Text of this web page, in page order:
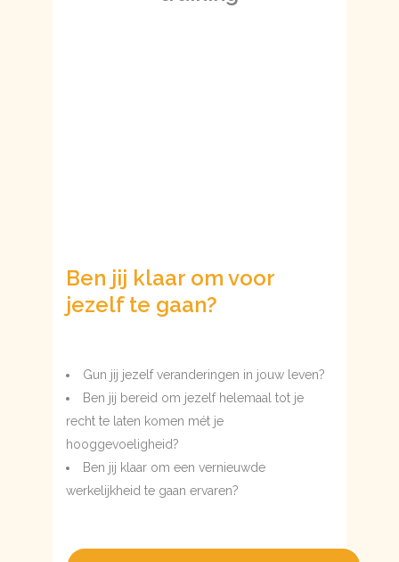
Ben jij klaar om voor
jezelf te gaan?
Gun jij jezelf veranderingen in jouw leven?
Ben jij bereid om jezelf helemaal tot je
recht te laten komen mét je
hooggevoeligheid?
Ben jij klaar om een vernieuwde
werkelijkheid te gaan ervaren?